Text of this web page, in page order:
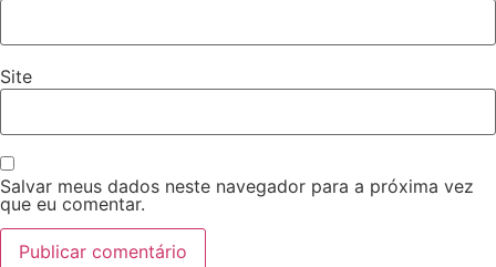
Site
Salvar meus dados neste navegador para a próxima vez
que eu comentar.